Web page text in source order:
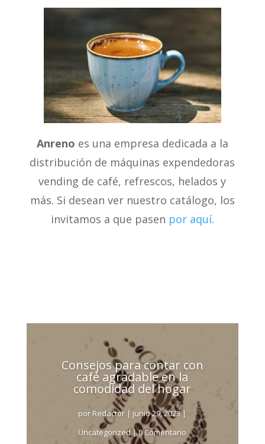
Anreno es una empresa dedicada a la
distribución de máquinas expendedoras
vending de café, refrescos, helados y
más. Si desean ver nuestro catálogo, los
invitamos a que pasen por aquí.
Consejos para contar con
café agradable en la
comodidad del hogar
por Redactor |junio 29, 2023|
Uncategorized| 0 Comentario